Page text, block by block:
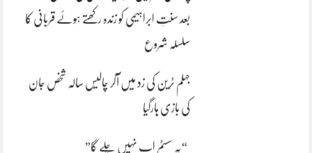
بعد سنتِ ابراہیمی کو زندہ رکھتے ہوئے قربانی کا
سلسلہ شروع
جہلم ٹرین کی زد میں آکر چالیس سالہ شخص جان
کی بازی ہارگیا
“یہ سسٹم اب نہیں چلے گا”